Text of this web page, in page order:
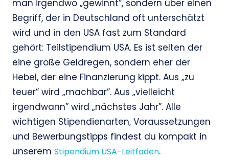
man irgendwo „gewinnt”, sondern über einen
Begriff, der in Deutschland oft unterschätzt
wird und in den USA fast zum Standard
gehört: Teilstipendium USA. Es ist selten der
eine große Geldregen, sondern eher der
Hebel, der eine Finanzierung kippt. Aus „zu
teuer” wird „machbar”. Aus „vielleicht
irgendwann” wird „nächstes Jahr”. Alle
wichtigen Stipendienarten, Voraussetzungen
und Bewerbungstipps findest du kompakt in
unserem Stipendium USA-Leitfaden.